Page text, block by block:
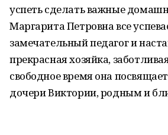
успеть сделать важные
Маргарита Петровна все
замечательный педагог и
прекрасная хозяйка,
свободное время она
дочери Виктории, родным и